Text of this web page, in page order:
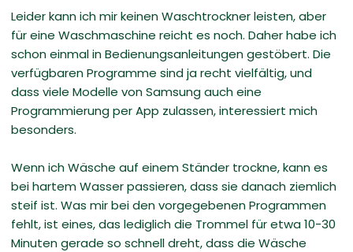
Leider kann ich mir keinen Waschtrockner leisten, aber
für eine Waschmaschine reicht es noch. Daher habe ich
schon einmal in Bedienungsanleitungen gestöbert. Die
verfügbaren Programme sind ja recht vielfältig, und
dass viele Modelle von Samsung auch eine
Programmierung per App zulassen, interessiert mich
besonders.
Wenn ich Wäsche auf einem Ständer trockne, kann es
bei hartem Wasser passieren, dass sie danach ziemlich
steif ist. Was mir bei den vorgegebenen Programmen
fehlt, ist eines, das lediglich die Trommel für etwa 10-30
Minuten gerade so schnell dreht, dass die Wäsche